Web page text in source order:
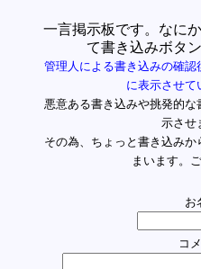
一言掲示板です。なに
て書き込みボタ
管理人による書き込みの確
に表示させて
悪意ある書き込みや挑発的
示させ
その為、ちょっと書き込み
まいます。
お
コ